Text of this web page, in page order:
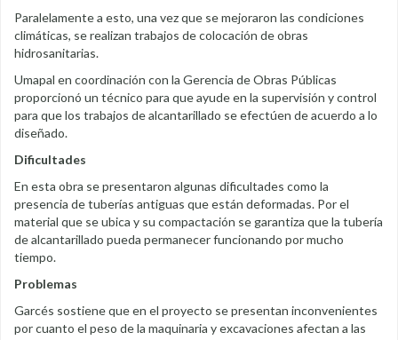
Paralelamente a esto, una vez que se mejoraron las condiciones
climáticas, se realizan trabajos de colocación de obras
hidrosanitarias.
Umapal en coordinación con la Gerencia de Obras Públicas
proporcionó un técnico para que ayude en la supervisión y control
para que los trabajos de alcantarillado se efectúen de acuerdo a lo
diseñado.
Dificultades
En esta obra se presentaron algunas dificultades como la
presencia de tuberías antiguas que están deformadas. Por el
material que se ubica y su compactación se garantiza que la tubería
de alcantarillado pueda permanecer funcionando por mucho
tiempo.
Problemas
Garcés sostiene que en el proyecto se presentan inconvenientes
por cuanto el peso de la maquinaria y excavaciones afectan a las